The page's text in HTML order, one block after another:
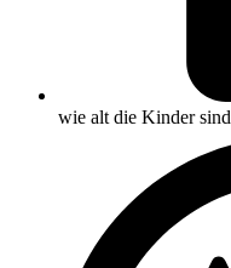
wie alt die Kinder sind